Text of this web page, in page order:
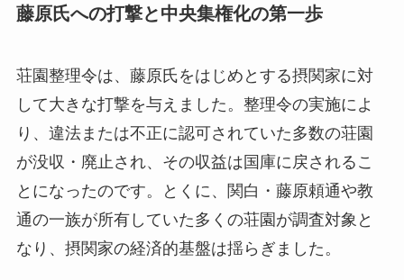
藤原氏への打撃と中央集権化の第一歩
荘園整理令は、藤原氏をはじめとする摂関家に対
して大きな打撃を与えました。整理令の実施によ
り、違法または不正に認可されていた多数の荘園
が没収・廃止され、その収益は国庫に戻されるこ
とになったのです。とくに、関白・藤原頼通や教
通の一族が所有していた多くの荘園が調査対象と
なり、摂関家の経済的基盤は揺らぎました。